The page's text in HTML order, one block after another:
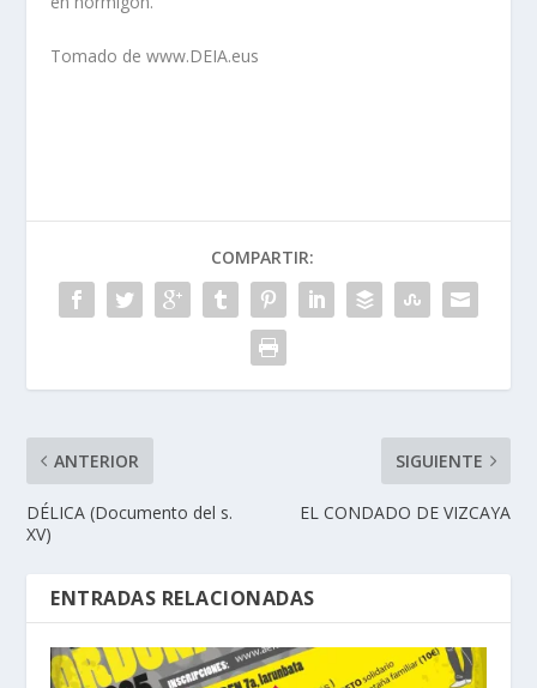
Tomado de www.DEIA.eus
COMPARTIR:
ANTERIOR
DÉLICA (Documento del s.
XV)
SIGUIENTE
EL CONDADO DE VIZCAYA
ENTRADAS RELACIONADAS